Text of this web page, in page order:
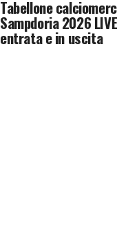
Tabellone
Sampdoria 2026
entrata e in uscita